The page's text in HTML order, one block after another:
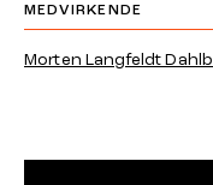
MEDVIRKENDE
Morten Langfeldt